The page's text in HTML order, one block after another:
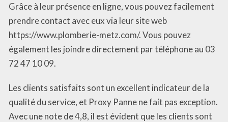
Grâce à leur présence en ligne, vous pouvez facilement
prendre contact avec eux via leur site web
https://www.plomberie-metz.com/. Vous pouvez
également les joindre directement par téléphone au 03
72 47 10 09.
Les clients satisfaits sont un excellent indicateur de la
qualité du service, et Proxy Panne ne fait pas exception.
Avec une note de 4,8, il est évident que les clients sont